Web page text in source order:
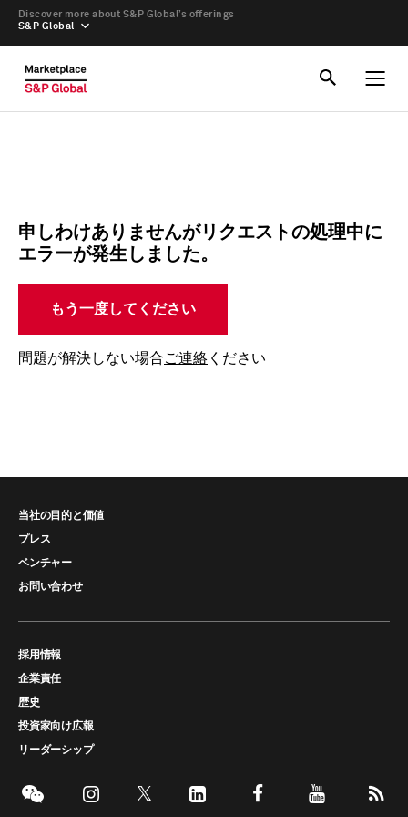
S&P Global
Discover more about S&P Global’s offerings
申しわけありませんがリクエストの処理中に
エラーが発生しました。
もう一度してください
問題が解決しない場合ご連絡 ください
当社の目的と価値
プレス
ベンチャー
お問い合わせ
採用情報
企業責任
歴史
投資家向け広報
リーダーシップ